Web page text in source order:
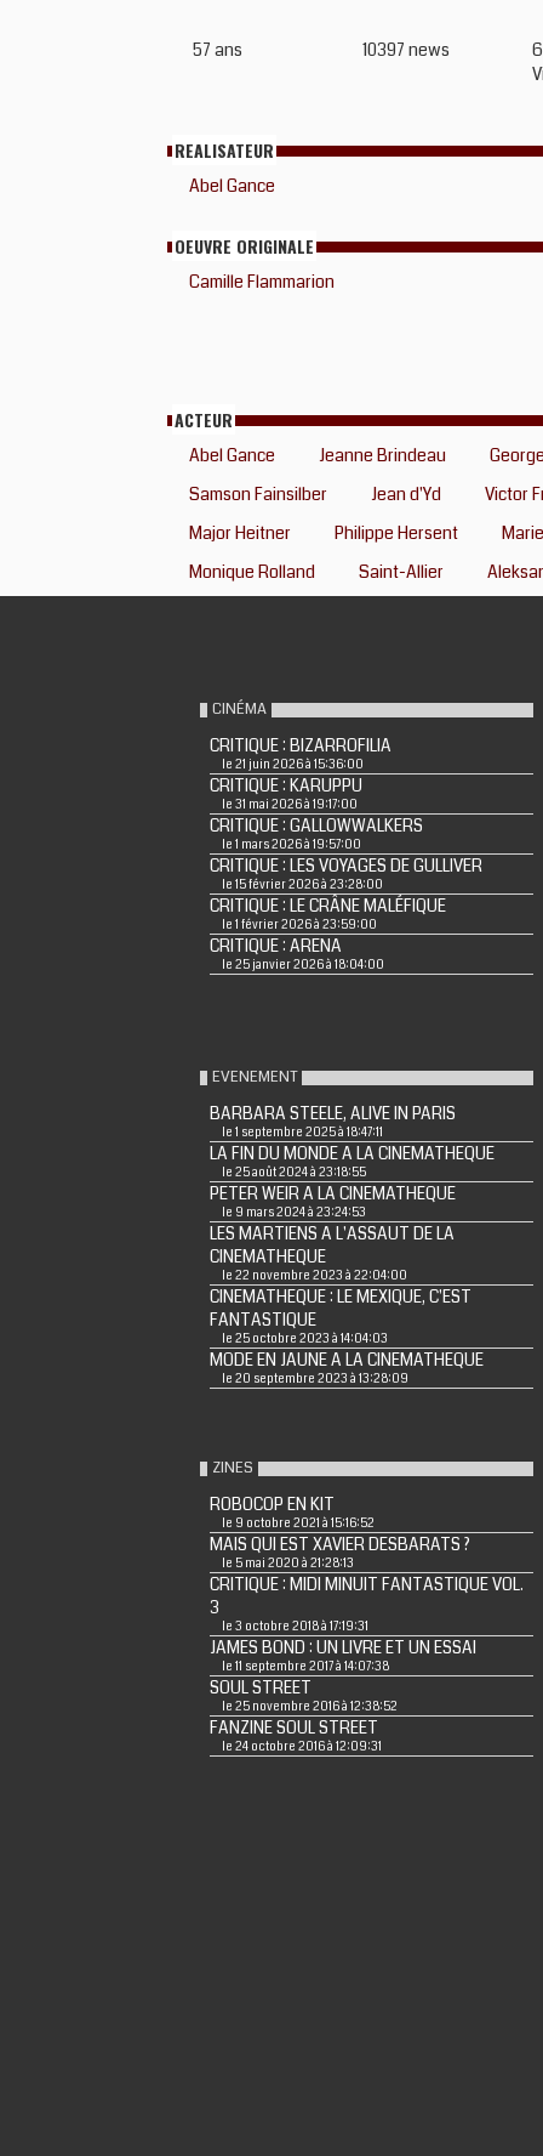
57 ans 10397 news
REALISATEUR
Abel Gance
OEUVRE ORIGINALE
Camille Flammarion
ACTEUR
Abel Gance Jeanne Brindeau
Samson Fainsilber
Jean d'Yd
Victor
Major Heitner
Philippe Hersent
Monique Rolland
Saint-Allier
CINÉMA
CRITIQUE : BIZARROFILIA
le 21 juin 2026 à 15:36:00
CRITIQUE : KARUPPU
le 31 mai 2026 à 19:17:00
CRITIQUE : GALLOWWALKERS
le 1 mars 2026 à 19:57:00
CRITIQUE : LES VOYAGES DE GULLIVER
le 15 février 2026 à 23:28:00
CRITIQUE : LE CRÂNE MALÉFIQUE
le 1 février 2026 à 23:59:00
CRITIQUE : ARENA
le 25 janvier 2026 à 18:04:00
EVENEMENT
BARBARA STEELE, ALIVE IN PARIS
le 1 septembre 2025 à 18:47:11
LA FIN DU MONDE A LA CINEMATHEQUE
le 25 août 2024 à 23:18:55
PETER WEIR A LA CINEMATHEQUE
le 9 mars 2024 à 23:24:53
LES MARTIENS A L'ASSAUT DE LA
CINEMATHEQUE
le 22 novembre 2023 à 22:04:00
CINEMATHEQUE : LE MEXIQUE, C'EST
FANTASTIQUE
le 25 octobre 2023 à 14:04:03
MODE EN JAUNE A LA CINEMATHEQUE
le 20 septembre 2023 à 13:28:09
ZINES
ROBOCOP EN KIT
le 9 octobre 2021 à 15:16:52
MAIS QUI EST XAVIER DESBARATS ?
le 5 mai 2020 à 21:28:13
CRITIQUE : MIDI MINUIT FANTASTIQUE VOL.
3
le 3 octobre 2018 à 17:19:31
JAMES BOND : UN LIVRE ET UN ESSAI
le 11 septembre 2017 à 14:07:38
SOUL STREET
le 25 novembre 2016 à 12:38:52
FANZINE SOUL STREET
le 24 octobre 2016 à 12:09:31